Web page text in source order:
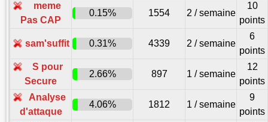
meme
Pas CAP
0.15% 1554 2 / semaine
10
points
sam'suffit 0.31% 4339 2 / semaine
6
points
S pour
Secure
2.66% 897 1 / semaine
12
points
Analyse
d'attaque
4.06% 1812 1 / semaine
9
points